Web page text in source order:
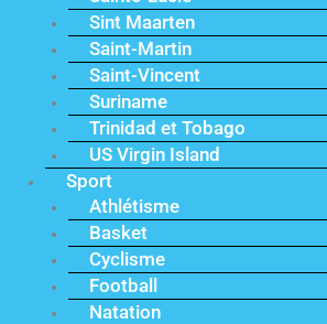
Sint Maarten
Saint-Martin
Saint-Vincent
Suriname
Trinidad et Tobago
US Virgin Island
Sport
Athlétisme
Basket
Cyclisme
Football
Natation